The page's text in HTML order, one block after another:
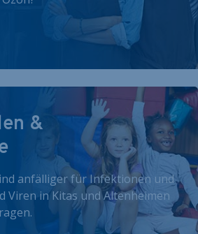
&
anfälliger für Infektionen und
Viren in Kitas und Altenheimen